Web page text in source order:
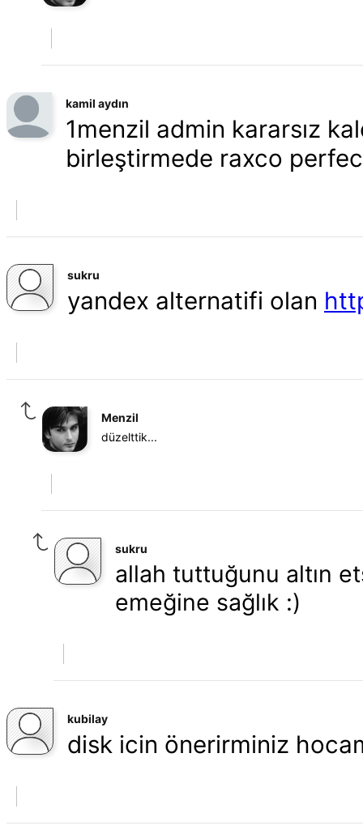
kamil aydın
1menzil admin kararsız
birleştirmede raxco
sukru
yandex alternatifi olan
Menzil
düzelttik...
sukru
allah tuttuğunu altın
emeğine sağlık :)
kubilay
disk icin önerirminiz